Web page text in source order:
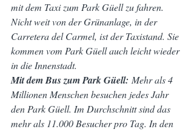
mit dem Taxi zum Park Güell zu fahren.
Nicht weit von der Grünanlage, in der
Carretera del Carmel, ist der Taxistand. Sie
kommen vom Park Güell auch leicht wieder
in die Innenstadt.
Mit dem Bus zum Park Güell: Mehr als 4
Millionen Menschen besuchen jedes Jahr
den Park Güell. Im Durchschnitt sind das
mehr als 11.000 Besucher pro Tag. In den